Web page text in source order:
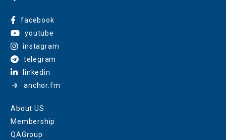
facebook
youtube
instagram
telegram
linkedin
anchor.fm
About US
Membership
QAGroup